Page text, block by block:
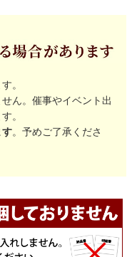
。
ん。催事やイベント出
。
す。予めご了承くださ